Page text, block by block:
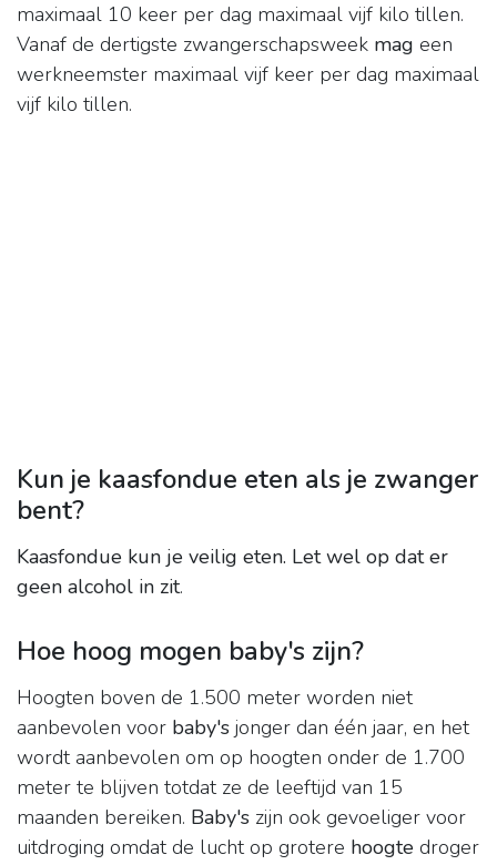
maximaal 10 keer per dag maximaal vijf kilo tillen.
Vanaf de dertigste zwangerschapsweek mag een
werkneemster maximaal vijf keer per dag maximaal
vijf kilo tillen.
Kun je kaasfondue eten als je zwanger
bent?
Kaasfondue kun je veilig eten. Let wel op dat er
geen alcohol in zit.
Hoe hoog mogen baby's zijn?
Hoogten boven de 1.500 meter worden niet
aanbevolen voor baby's jonger dan één jaar, en het
wordt aanbevolen om op hoogten onder de 1.700
meter te blijven totdat ze de leeftijd van 15
maanden bereiken. Baby's zijn ook gevoeliger voor
uitdroging omdat de lucht op grotere hoogte droger